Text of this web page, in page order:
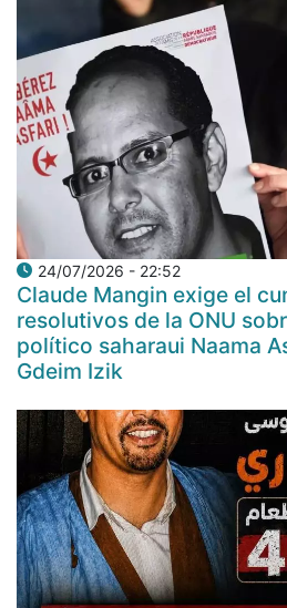
24/07/2026 - 22:52
Claude Mangin exige el
resolutivos de la ONU
político saharaui Naama
Gdeim Izik